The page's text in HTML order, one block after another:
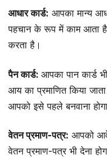
आधार कार्ड: आपका मान्य
पहचान के रूप में काम आता है
करता है।
पैन कार्ड: आपका पान कार्ड
आय का प्रमाणित किया
आपको इसे पहले बनवाना
वेतन प्रमाण-पत्र: आपको
वेतन प्रमाण-पत्र भी देना